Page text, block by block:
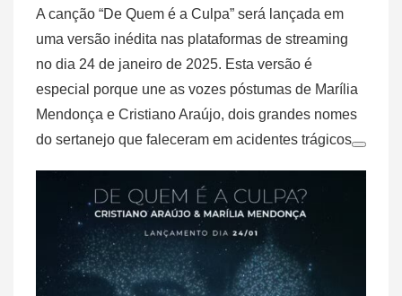
A canção “De Quem é a Culpa” será lançada em
uma versão inédita nas plataformas de streaming
no dia 24 de janeiro de 2025. Esta versão é
especial porque une as vozes póstumas de Marília
Mendonça e Cristiano Araújo, dois grandes nomes
do sertanejo que faleceram em acidentes trágicos